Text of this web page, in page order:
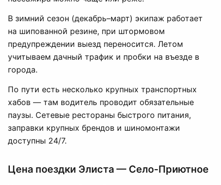
В зимний сезон (декабрь–март) экипаж работает
на шипованной резине, при штормовом
предупреждении выезд переносится. Летом
учитываем дачный трафик и пробки на въезде в
города.
По пути есть несколько крупных транспортных
хабов — там водитель проводит обязательные
паузы. Сетевые рестораны быстрого питания,
заправки крупных брендов и шиномонтажи
доступны 24/7.
Цена поездки Элиста — Село-Приютное